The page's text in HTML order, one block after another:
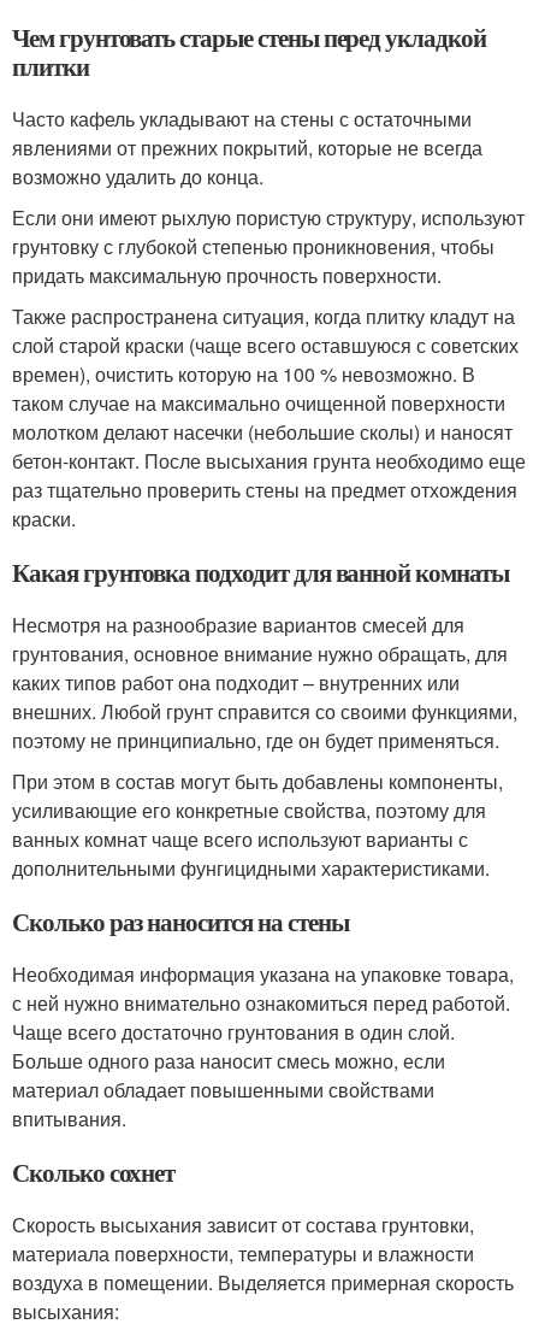
Чем грунтовать старые стены перед укладкой
плитки
Часто кафель укладывают на стены с остаточными
явлениями от прежних покрытий, которые не всегда
возможно удалить до конца.
Если они имеют рыхлую пористую структуру, используют
грунтовку с глубокой степенью проникновения, чтобы
придать максимальную прочность поверхности.
Также распространена ситуация, когда плитку кладут на
слой старой краски (чаще всего оставшуюся с советских
времен), очистить которую на 100 % невозможно. В
таком случае на максимально очищенной поверхности
молотком делают насечки (небольшие сколы) и наносят
бетон-контакт. После высыхания грунта необходимо еще
раз тщательно проверить стены на предмет отхождения
краски.
Какая грунтовка подходит для ванной комнаты
Несмотря на разнообразие вариантов смесей для
грунтования, основное внимание нужно обращать, для
каких типов работ она подходит – внутренних или
внешних. Любой грунт справится со своими функциями,
поэтому не принципиально, где он будет применяться.
При этом в состав могут быть добавлены компоненты,
усиливающие его конкретные свойства, поэтому для
ванных комнат чаще всего используют варианты с
дополнительными фунгицидными характеристиками.
Сколько раз наносится на стены
Необходимая информация указана на упаковке товара,
с ней нужно внимательно ознакомиться перед работой.
Чаще всего достаточно грунтования в один слой.
Больше одного раза наносит смесь можно, если
материал обладает повышенными свойствами
впитывания.
Сколько сохнет
Скорость высыхания зависит от состава грунтовки,
материала поверхности, температуры и влажности
воздуха в помещении. Выделяется примерная скорость
высыхания: